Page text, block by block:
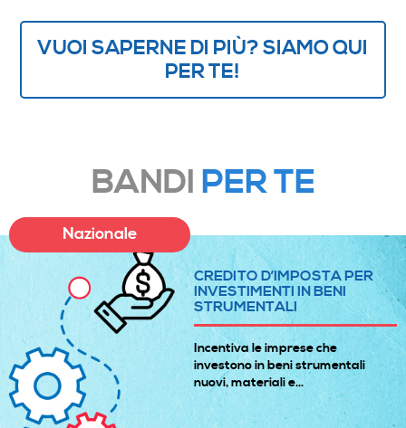
VUOI SAPERNE DI PIÙ? SIAMO QUI
PER TE!
BANDI PER TE
Nazionale
CREDITO D’IMPOSTA PER
INVESTIMENTI IN BENI
STRUMENTALI
Incentiva le imprese che
investono in beni strumentali
nuovi, materiali e...